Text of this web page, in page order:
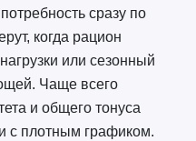
сразу по
когда рацион
или сезонный
Чаще всего
и общего тонуса
с плотным графиком.